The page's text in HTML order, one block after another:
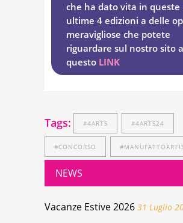
che ha dato vita in queste
ultime 4 edizioni a delle
meravigliose che potete
riguardare sul nostro sito a
questo LINK
Tags: #4ARTS #4ARTS24
#CONCORSO
NEWS
Vacanze Estive 2026 31 Luglio